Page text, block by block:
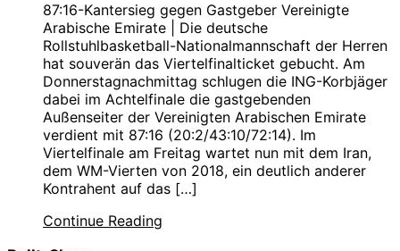
87:16-Kantersieg gegen Gastgeber Vereinigte
Arabische Emirate | Die deutsche
Rollstuhlbasketball-Nationalmannschaft der Herren
hat souverän das Viertelfinalticket gebucht. Am
Donnerstagnachmittag schlugen die ING-Korbjäger
dabei im Achtelfinale die gastgebenden
Außenseiter der Vereinigten Arabischen Emirate
verdient mit 87:16 (20:2/43:10/72:14). Im
Viertelfinale am Freitag wartet nun mit dem Iran,
dem WM-Vierten von 2018, ein deutlich anderer
Kontrahent auf das […]
Continue Reading